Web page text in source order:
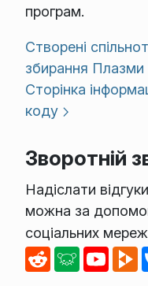
програм.
Створені
збирання Плазми
Сторінка
коду
Зворотній
Надіслати
можна за
соціальних